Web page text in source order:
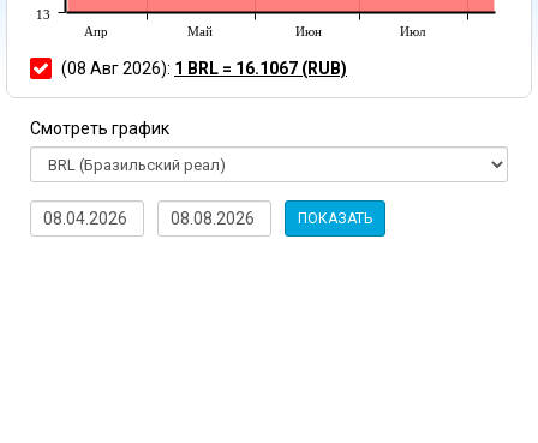
Апр Май Июн Июл
13
(08 Авг 2026): 1 BRL = 16.1067 (RUB)
Смотреть график
ПОКАЗАТЬ